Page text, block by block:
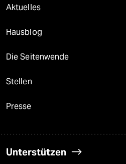
Aktuelles
Hausblog
Die Seitenwende
Stellen
Presse
Unterstützen